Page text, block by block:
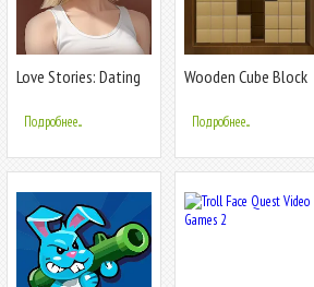
Love Stories: Dating
Подробнее...
Wooden Cube Block
Подробнее...